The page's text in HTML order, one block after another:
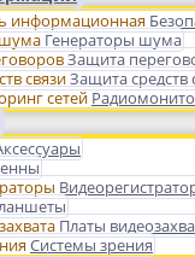
Генераторы шума
Защита
Защита средств
Платы
Системы зрения